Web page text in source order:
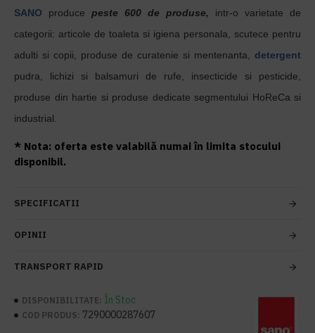
SANO produce peste 600 de produse, intr-o varietate de
categorii: articole de toaleta si igiena personala, scutece pentru
adulti si copii, produse de curatenie si mentenanta, detergent
pudra, lichizi si balsamuri de rufe, insecticide si pesticide,
produse din hartie si produse dedicate segmentului HoReCa si
industrial.
* Nota: oferta este valabilă numai în limita stocului
disponibil.
SPECIFICATII
OPINII
TRANSPORT RAPID
DISPONIBILITATE: În Stoc
COD PRODUS: 7290000287607